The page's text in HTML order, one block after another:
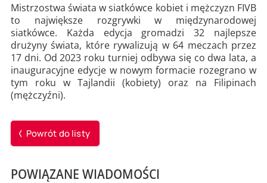
Mistrzostwa świata w siatkówce kobiet i mężczyzn FIVB
to największe rozgrywki w międzynarodowej
siatkówce. Każda edycja gromadzi 32 najlepsze
drużyny świata, które rywalizują w 64 meczach przez
17 dni. Od 2023 roku turniej odbywa się co dwa lata, a
inauguracyjne edycje w nowym formacie rozegrano w
tym roku w Tajlandii (kobiety) oraz na Filipinach
(mężczyźni).
Powrót do listy
POWIĄZANE WIADOMOŚCI